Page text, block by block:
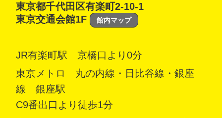
東京都千代田区有楽町2-10-1
東京交通会館1F
館内マップ
JR有楽町駅 京橋口より0分
東京メトロ 丸の内線・日比谷線・銀座
線 銀座駅
C9番出口より徒歩1分